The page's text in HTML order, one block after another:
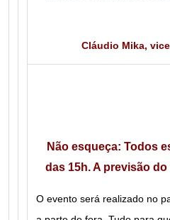
Cláudio Mika,
Não esqueça: Todos
das 15h. A previsão
O evento será realizado no